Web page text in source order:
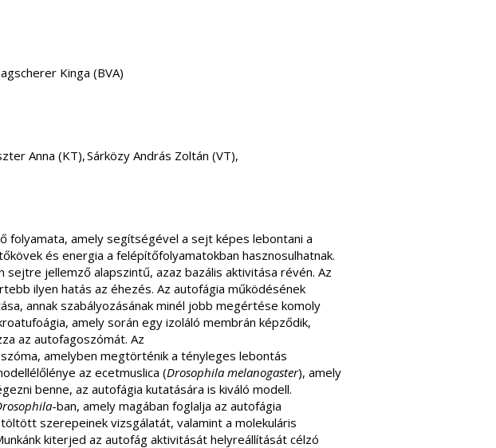
Kinga (BVA)
Anna (KT), Sárközy András Zoltán (VT),
amely segítségével a sejt képes lebontani a
és energia a felépítőfolyamatokban hasznosulhatnak.
jellemző alapszintű, azaz bazális aktivitása révén. Az
ilyen hatás az éhezés. Az autofágia működésének
annak szabályozásának minél jobb megértése komoly
amely során egy izoláló membrán képződik,
az autofagoszómát. Az
amelyben megtörténik a tényleges lebontás
az ecetmuslica (Drosophila melanogaster), amely
benne, az autofágia kutatására is kiváló modell.
-ban, amely magában foglalja az autofágia
szerepeinek vizsgálatát, valamint a molekuláris
kiterjed az autofág aktivitását helyreállítását célzó